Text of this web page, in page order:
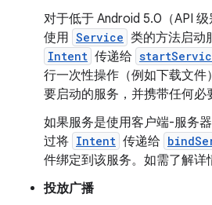
对于低于 Android 5.0（API
使用 Service 类的方法启动
Intent 传递给
行一次性操作（例如下载文件
要启动的服务，并携带任何必
如果服务是使用客户端-服务
过将 Intent 传递给
件绑定到该服务。如需了解详
投放广播